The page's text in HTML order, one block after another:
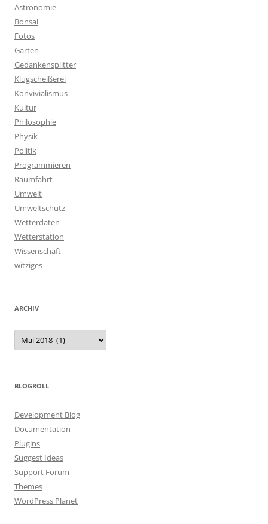
Astronomie
Bonsai
Fotos
Garten
Gedankensplitter
Klugscheißerei
Konvivialismus
Kultur
Philosophie
Physik
Politik
Programmieren
Raumfahrt
Umwelt
Umweltschutz
Wetterdaten
Wetterstation
Wissenschaft
witziges
ARCHIV
Archiv
BLOGROLL
Development Blog
Documentation
Plugins
Suggest Ideas
Support Forum
Themes
WordPress Planet